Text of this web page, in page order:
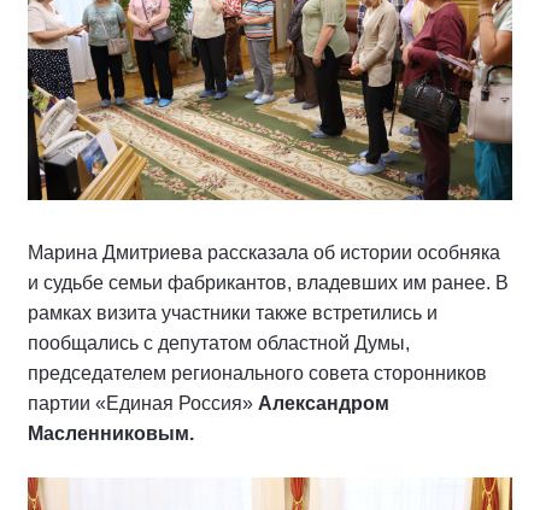
Марина Дмитриева рассказала об истории особняка
и судьбе семьи фабрикантов, владевших им ранее. В
рамках визита участники также встретились и
пообщались с депутатом областной Думы,
председателем регионального совета сторонников
партии «Единая Россия» Александром
Масленниковым.